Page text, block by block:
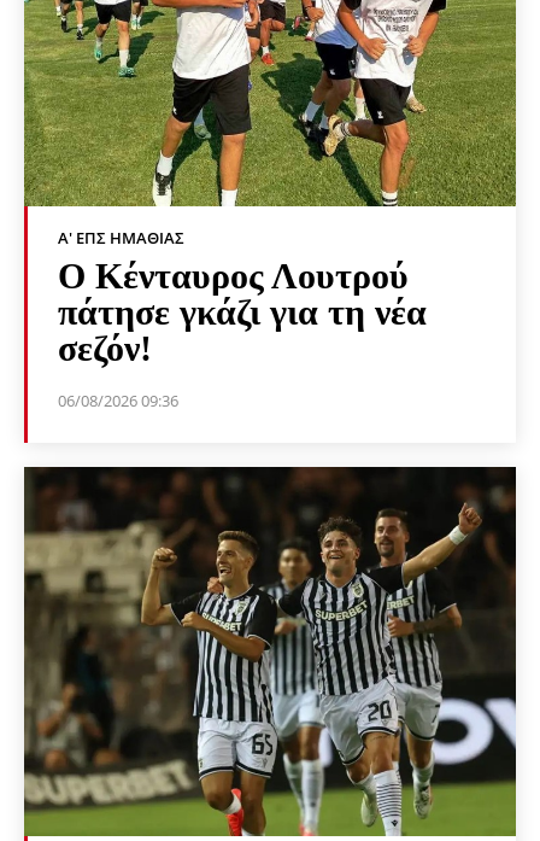
Α' ΕΠΣ ΗΜΑΘΊΑΣ
Ο Κένταυρος Λουτρού
πάτησε γκάζι για τη νέα
σεζόν!
06/08/2026 09:36